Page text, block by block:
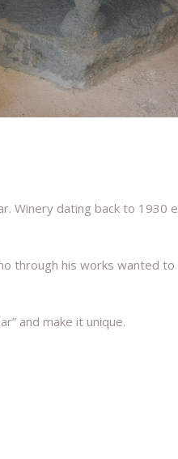
Winery dating back to
through his works wanted
and make it unique.